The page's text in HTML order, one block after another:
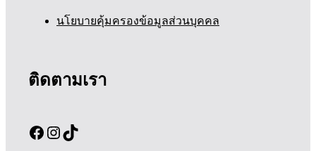
นโยบายคุ้มครองข้อมูลส่วนบุคคล
ติดตามเรา
Facebook
Instagram
TikTok